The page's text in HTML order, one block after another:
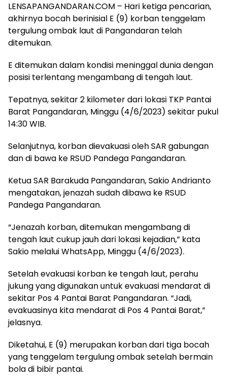
LENSAPANGANDARAN.COM – Hari ketiga pencarian,
akhirnya bocah berinisial E (9) korban tenggelam
tergulung ombak laut di Pangandaran telah
ditemukan.
E ditemukan dalam kondisi meninggal dunia dengan
posisi terlentang mengambang di tengah laut.
Tepatnya, sekitar 2 kilometer dari lokasi TKP Pantai
Barat Pangandaran, Minggu (4/6/2023) sekitar pukul
14:30 WIB.
Selanjutnya, korban dievakuasi oleh SAR gabungan
dan di bawa ke RSUD Pandega Pangandaran.
Ketua SAR Barakuda Pangandaran, Sakio Andrianto
mengatakan, jenazah sudah dibawa ke RSUD
Pandega Pangandaran.
“Jenazah korban, ditemukan mengambang di
tengah laut cukup jauh dari lokasi kejadian,” kata
Sakio melalui WhatsApp, Minggu (4/6/2023).
Setelah evakuasi korban ke tengah laut, perahu
jukung yang digunakan untuk evakuasi mendarat di
sekitar Pos 4 Pantai Barat Pangandaran. “Jadi,
evakuasinya kita mendarat di Pos 4 Pantai Barat,”
jelasnya.
Diketahui, E (9) merupakan korban dari tiga bocah
yang tenggelam tergulung ombak setelah bermain
bola di bibir pantai.